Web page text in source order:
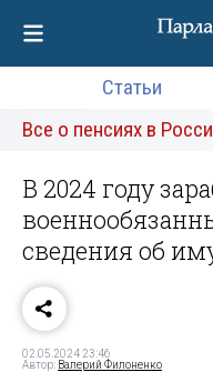
Статьи
Все о пенсиях в
В 2024 году
сведения об
02.05.2024 23:46
Автор: Валерий Филоненко